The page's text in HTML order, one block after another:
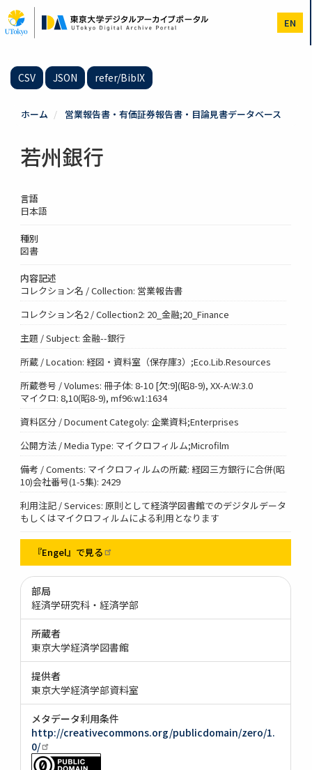
イ
ン
EN
CSV JSON refer/BibIX
ホーム 営業報告書・有価証券報告書・目論見書データベース
若州銀行
言語
日本語
種別
図書
内容記述
コレクション名 / Collection: 営業報告書
コレクション名2 / Collection2: 20_金融;20_Finance
主題 / Subject: 金融--銀行
所蔵 / Location: 経図・資料室（保存庫3）;Eco.Lib.Resources
所蔵巻号 / Volumes: 冊子体: 8-10 [欠:9](昭8-9), XX-A:W:3.0
マイクロ: 8,10(昭8-9), mf96:w1:1634
資料区分 / Document Categoly: 企業資料;Enterprises
公開方法 / Media Type: マイクロフィルム;Microfilm
備考 / Coments: マイクロフィルムの所蔵: 経図三方銀行に合併(昭
10)会社番号(1-5集): 2429
利用注記 / Services: 原則として経済学図書館でのデジタルデータ
もしくはマイクロフィルムによる利用となります
『Engel』で見る
部局
経済学研究科・経済学部
所蔵者
東京大学経済学図書館
提供者
東京大学経済学部資料室
メタデータ利用条件
http://creativecommons.org/publicdomain/zero/1.
0/